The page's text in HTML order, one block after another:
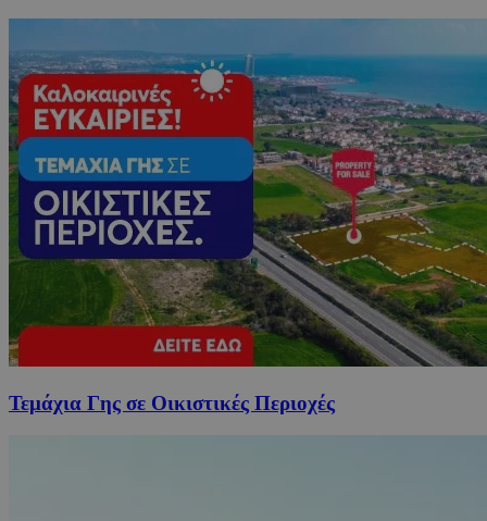
Τεμάχια Γης σε Οικιστικές Περιοχές